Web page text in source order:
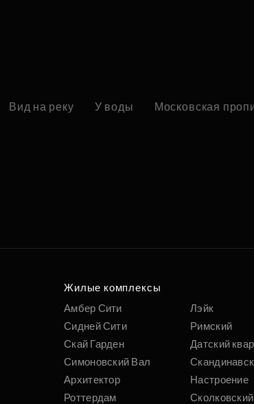
Вид на реку У воды Московская
Жилые комплексы
Амбер Сити
Сидней Сити
Скай Гарден
Симоновский Вал
Архитектор
Роттердам
Лэйк
Римский
Датский
Настроение
Сколковский